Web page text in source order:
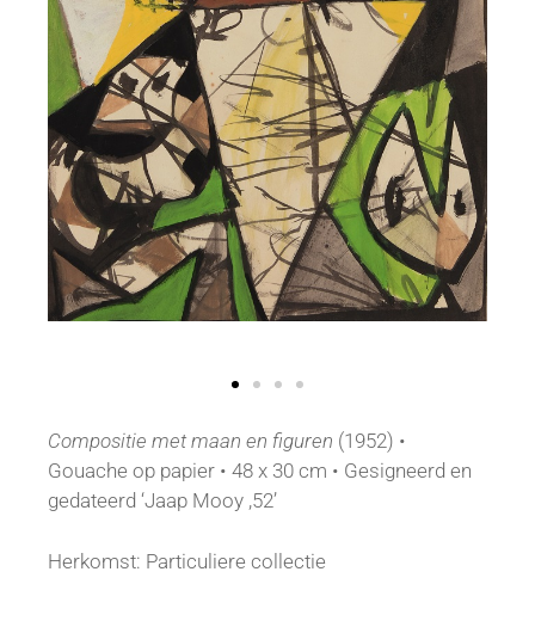
Compositie met maan en figuren (1952) •
Gouache op papier • 48 x 30 cm • Gesigneerd en
gedateerd ‘Jaap Mooy ,52’
Herkomst: Particuliere collectie